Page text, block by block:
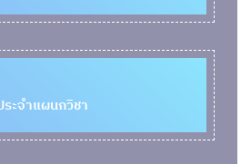
ะจำแผนกวิชา